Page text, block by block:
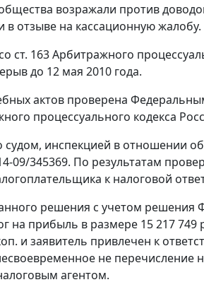
возражали против
в отзыве на кассационную жалобу.
ст. 163Арбитражного
до 12 мая 2010 года.
актов проверена
процессуального кодекса
судом, инспекцией в отношении
09/345369. По результатам
к налоговой
решения с учетом решения
на прибыль в размере 15 217
и заявитель привлечен к
не
агентом.